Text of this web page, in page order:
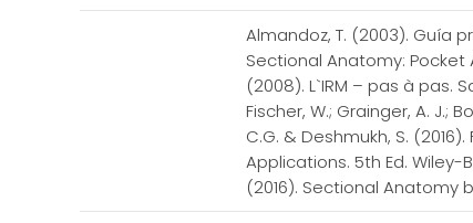
Almandoz, T. (2003). Guía
Sectional Anatomy: Pocket
(2008). L`IRM – pas à pas.
Fischer, W.; Grainger, A. J.;
C.G. & Deshmukh, S.
Applications. 5th Ed. Wiley-
(2016). Sectional Anatomy